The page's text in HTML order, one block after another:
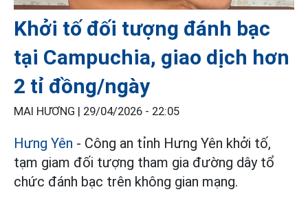
Khởi tố đối tượng đánh bạc
tại Campuchia, giao dịch hơn
2 tỉ đồng/ngày
MAI HƯƠNG | 29/04/2026 - 22:05
Hưng Yên - Công an tỉnh Hưng Yên khởi tố,
tạm giam đối tượng tham gia đường dây tổ
chức đánh bạc trên không gian mạng.